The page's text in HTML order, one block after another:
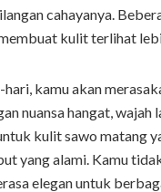
cahayanya.
kulit terlihat
kamu akan
nuansa hangat,
kulit sawo matang
yang alami. Kamu
elegan untuk